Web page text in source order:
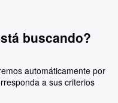
buscando?
automáticamente por
a sus criterios